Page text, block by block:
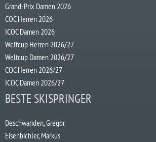
Grand-Prix Damen 2026
COC Herren 2026
ICOC Damen 2026
Weltcup Herren 2026/27
Weltcup Damen 2026/27
COC Herren 2026/27
ICOC Damen 2026/27
BESTE SKISPRINGER
Deschwanden, Gregor
Eisenbichler, Markus